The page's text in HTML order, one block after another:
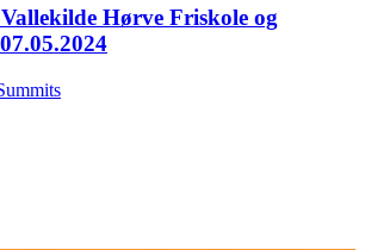
Hørve Friskole og